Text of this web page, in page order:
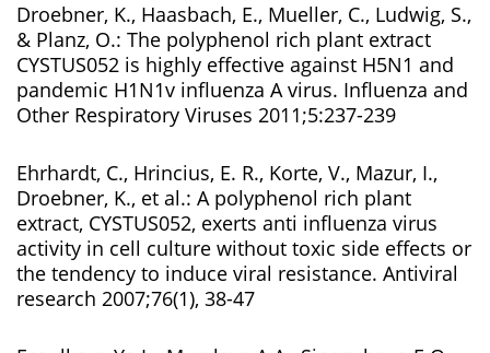
Droebner, K., Haasbach, E., Mueller, C., Ludwig, S.,
& Planz, O.: The polyphenol rich plant extract
CYSTUS052 is highly effective against H5N1 and
pandemic H1N1v influenza A virus. Influenza and
Other Respiratory Viruses 2011;5:237-239
Ehrhardt, C., Hrincius, E. R., Korte, V., Mazur, I.,
Droebner, K., et al.: A polyphenol rich plant
extract, CYSTUS052, exerts anti influenza virus
activity in cell culture without toxic side effects or
the tendency to induce viral resistance. Antiviral
research 2007;76(1), 38-47